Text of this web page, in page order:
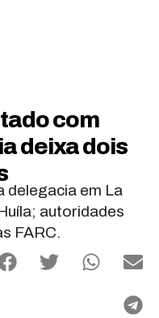
com
deixa dois
delegacia em La
autoridades
FARC.